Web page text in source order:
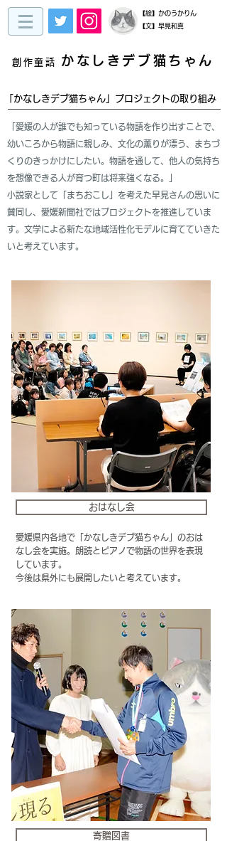
​【絵】かのうかりん
【文】早見和真
創作童話 かなしきデブ猫ちゃん
「かなしきデブ猫ちゃん」プロジェクトの取り組み
「愛媛の人が誰でも知っている物語を作り出すことで、
幼いころから物語に親しみ、文化の薫りが漂う、まちづ
くりのきっかけにしたい。物語を通して、他人の気持ち
を想像できる人が育つ町は将来強くなる。」
​小説家として「まちおこし」を考えた早見さんの思いに
賛同し、愛媛新聞社ではプロジェクトを推進していま
す。文学による新たな地域活性化モデルに育てていきた
いと考えています。
おはなし会
愛媛県内各地で「かなしきデブ猫ちゃん」のおは
なし会を実施。朗読とピアノで物語の世界を表現
しています。
​今後は県外にも展開したいと考えています。
寄贈図書